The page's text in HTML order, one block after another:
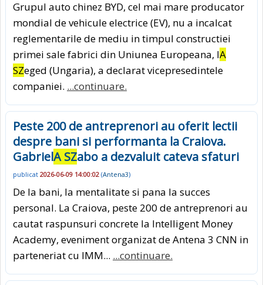
Grupul auto chinez BYD, cel mai mare producator
mondial de vehicule electrice (EV), nu a incalcat
reglementarile de mediu in timpul constructiei
primei sale fabrici din Uniunea Europeana, lA
SZeged (Ungaria), a declarat vicepresedintele
companiei. ...continuare.
Peste 200 de antreprenori au oferit lectii
despre bani si performanta la Craiova.
GabrielA SZabo a dezvaluit cateva sfaturi
publicat 2026-06-09 14:00:02 (Antena3)
De la bani, la mentalitate si pana la succes
personal. La Craiova, peste 200 de antreprenori au
cautat raspunsuri concrete la Intelligent Money
Academy, eveniment organizat de Antena 3 CNN in
parteneriat cu IMM... ...continuare.